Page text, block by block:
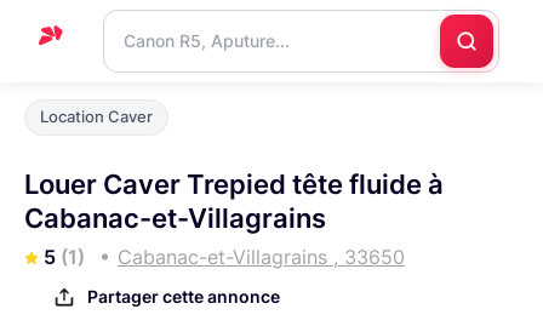
Accueil
Blog
Nous
contacter
Location Caver
Louer Caver Trepied tête fluide à
Cabanac-et-Villagrains
5 (1) Cabanac-et-Villagrains , 33650
Partager cette annonce